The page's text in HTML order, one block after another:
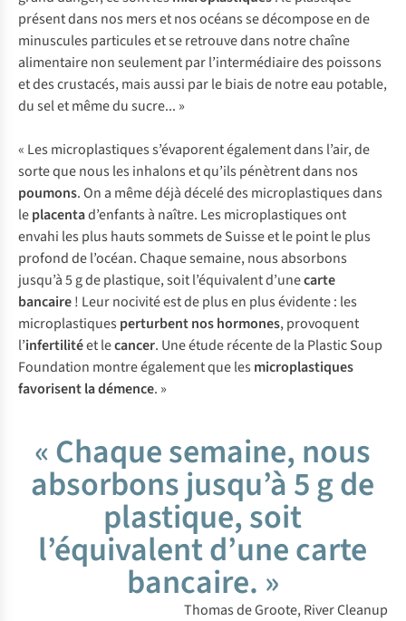
présent dans nos mers et nos océans se décompose en de
minuscules particules et se retrouve dans notre chaîne
alimentaire non seulement par l’intermédiaire des poissons
et des crustacés, mais aussi par le biais de notre eau potable,
du sel et même du sucre... »
« Les microplastiques s’évaporent également dans l’air, de
sorte que nous les inhalons et qu’ils pénètrent dans nos
poumons. On a même déjà décelé des microplastiques dans
leplacentad’enfants à naître. Les microplastiques ont
envahi les plus hauts sommets de Suisse et le point le plus
profond de l’océan. Chaque semaine, nous absorbons
jusqu’à 5 g de plastique, soit l’équivalent d’unecarte
bancaire! Leur nocivité est de plus en plus évidente : les
microplastiques perturbent nos hormones, provoquent
l’infertilitéet lecancer. Une étude récente de la Plastic Soup
Foundation montre également que les microplastiques
favorisent la démence. »
« Chaque semaine, nous
absorbons jusqu’à 5 g de
plastique, soit
l’équivalent d’une carte
bancaire. »
Thomas de Groote, River Cleanup